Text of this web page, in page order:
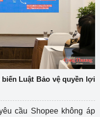
Luật Bảo vệ quyền lợi
cầu Shopee không áp